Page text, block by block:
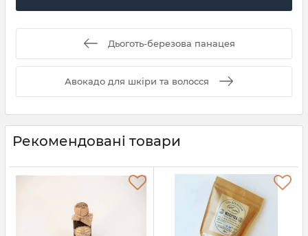
Дьоготь-березова панацея
Авокадо для шкіри та волосся
Рекомендовані товари